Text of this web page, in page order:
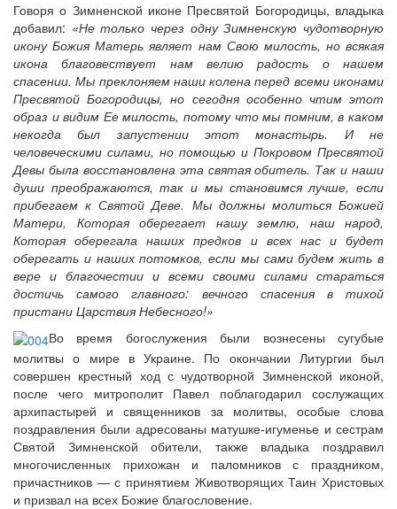
Говоря о Зимненской иконе Пресвятой Богородицы, владыка
добавил: «Не только через одну Зимненскую чудотворную
икону Божия Матерь являет нам Свою милость, но всякая
икона благовествует нам велию радость о нашем
спасении. Мы преклоняем наши колена перед всеми иконами
Пресвятой Богородицы, но сегодня особенно чтим этот
образ и видим Ее милость, потому что мы помним, в каком
некогда был запустении этот монастырь. И не
человеческими силами, но помощью и Покровом Пресвятой
Девы была восстановлена эта святая обитель. Так и наши
души преображаются, так и мы становимся лучше, если
прибегаем к Святой Деве. Мы должны молиться Божией
Матери, Которая оберегает нашу землю, наш народ,
Которая оберегала наших предков и всех нас и будет
оберегать и наших потомков, если мы сами будем жить в
вере и благочестии и всеми своими силами стараться
достичь самого главного: вечного спасения в тихой
пристани Царствия Небесного!»
Во время богослужения были вознесены сугубые
молитвы о мире в Украине. По окончании Литургии был
совершен крестный ход с чудотворной Зимненской иконой,
после чего митрополит Павел поблагодарил сослужащих
архипастырей и священников за молитвы, особые слова
поздравления были адресованы матушке-игуменье и сестрам
Святой Зимненской обители, также владыка поздравил
многочисленных прихожан и паломников с праздником,
причастников — с принятием Животворящих Таин Христовых
и призвал на всех Божие благословение.